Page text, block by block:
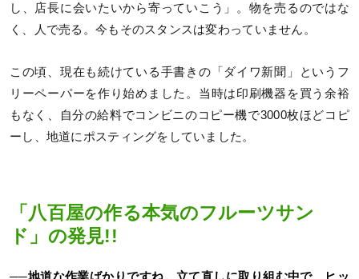
し、店長に会いたいから寄っていこう」。物を売るのではな
く、人で売る。今もそのスタンスは変わっていません。
この頃、現在も続けている手書きの「ダイワ新聞」というフ
リーペーパーを作り始めました。当時は印刷機器を買う余裕
もなく、自分の給料でコンビニのコピー機で3000枚ほどコピ
ーし、地道にポスティングをしていました。
「八百屋の作る本気のフルーツサン
ド」の発見!!